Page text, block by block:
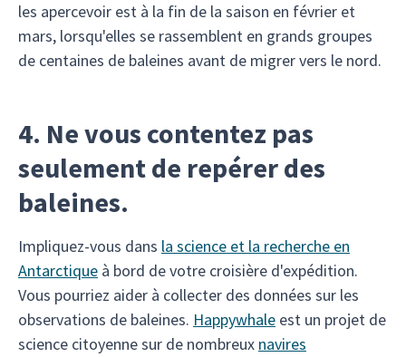
les apercevoir est à la fin de la saison en février et
mars, lorsqu'elles se rassemblent en grands groupes
de centaines de baleines avant de migrer vers le nord.
4. Ne vous contentez pas
seulement de repérer des
baleines.
Impliquez-vous dans la science et la recherche en
Antarctique à bord de votre croisière d'expédition.
Vous pourriez aider à collecter des données sur les
observations de baleines. Happywhale est un projet de
science citoyenne sur de nombreux navires